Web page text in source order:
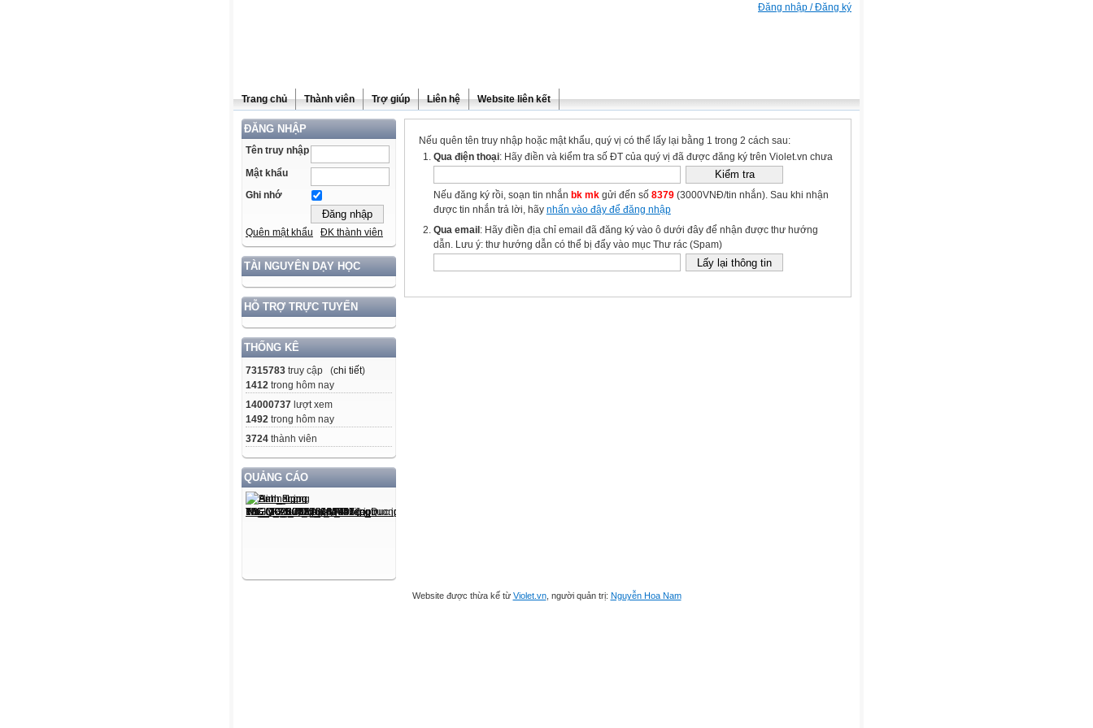
Đăng nhập / Đăng ký
Trang chủ Thành viên Trợ giúp Liên hệ Website liên kết
ĐĂNG NHẬP
Tên truy nhập
Mật khẩu
Ghi nhớ
Quên mật khẩu ĐK thành viên
TÀI NGUYÊN DẠY HỌC
HỖ TRỢ TRỰC TUYẾN
THỐNG KÊ
7315783 truy cập (chi tiết)
1412 trong hôm nay
14000737 lượt xem
1492 trong hôm nay
3724 thành viên
QUẢNG CÁO
Nếu quên tên truy nhập hoặc mật khẩu, quý vị có thể lấy lại bằng 1 trong 2 cách sau:
Qua điện thoại: Hãy điền và kiểm tra số ĐT của quý vị đã được đăng ký trên Violet.vn chưa
Nếu đăng ký rồi, soạn tin nhắn bk mkgửi đến số 8379(3000VNĐ/tin nhắn). Sau khi nhận
được tin nhắn trả lời, hãy nhấn vào đây để đăng nhập
Qua email : Hãy điền địa chỉ email đã đăng ký vào ô dưới đây để nhận được thư hướng
dẫn. Lưu ý: thư hướng dẫn có thể bị đẩy vào mục Thư rác (Spam)
Website được thừa kế từ Violet.vn, người quản trị: Nguyễn Hoa Nam